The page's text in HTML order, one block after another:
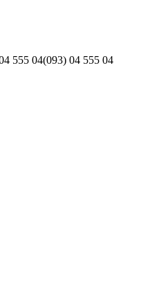
555 04(093) 04 555 04